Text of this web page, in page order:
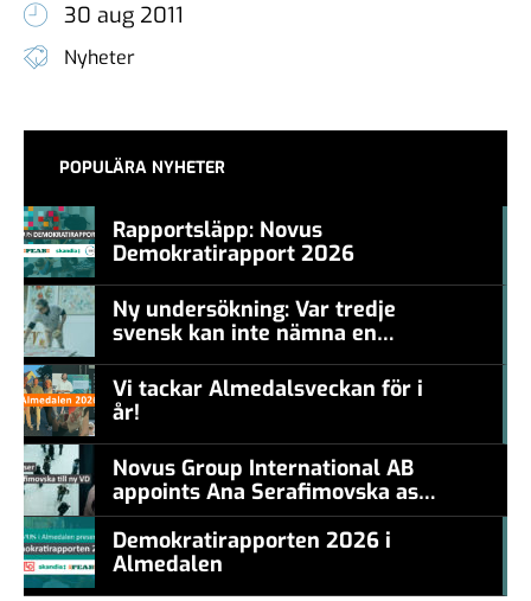
30 aug 2011
Nyheter
POPULÄRA NYHETER
Rapportsläpp: Novus
Demokratirapport 2026
Ny undersökning: Var tredje
svensk kan inte nämna en
levande konstnär
Vi tackar Almedalsveckan för i
år!
Novus Group International AB
appoints Ana Serafimovska as
new CEO
Demokratirapporten 2026 i
Almedalen